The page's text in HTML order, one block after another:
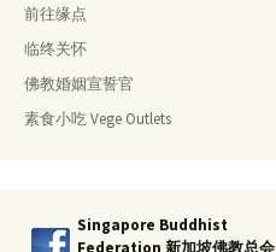
前往缘点
临终关怀
佛教婚姻宣誓官
素食小吃 Vege Outlets
Singapore Buddhist
Federation 新加坡佛教总会